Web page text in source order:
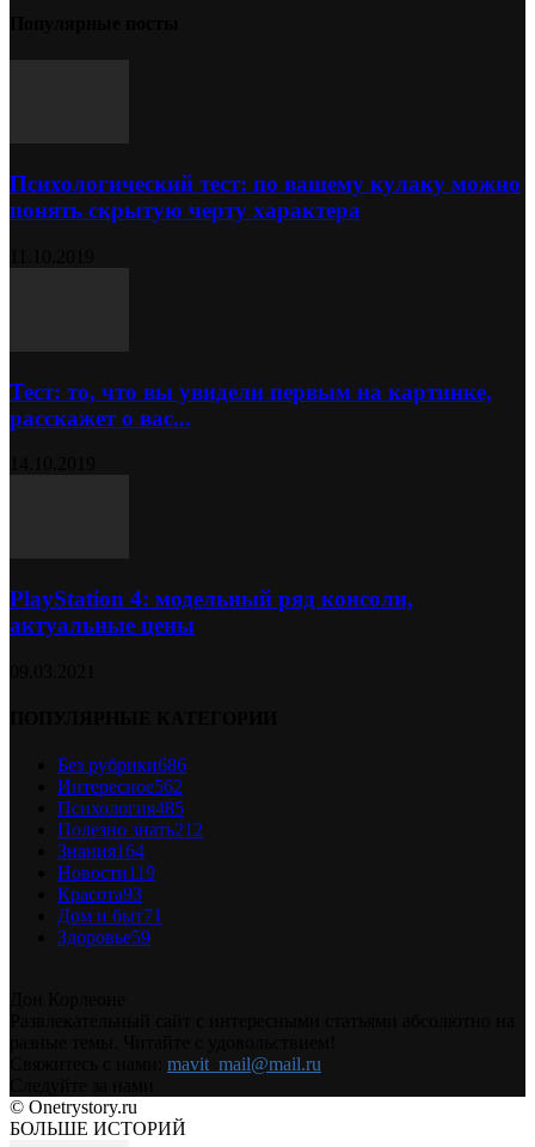
Психологический тест: по вашему кулаку можно
понять скрытую черту характера
Тест: то, что вы увидели первым на картинке,
расскажет о вас...
PlayStation 4: модельный ряд консоли,
актуальные цены
Без рубрики686
Интересное562
Психология485
Полезно знать212
Знания164
Новости119
Красота93
Дом и быт71
Здоровье59
mavit_mail@mail.ru
© Onetrystory.ru
БОЛЬШЕ ИСТОРИЙ